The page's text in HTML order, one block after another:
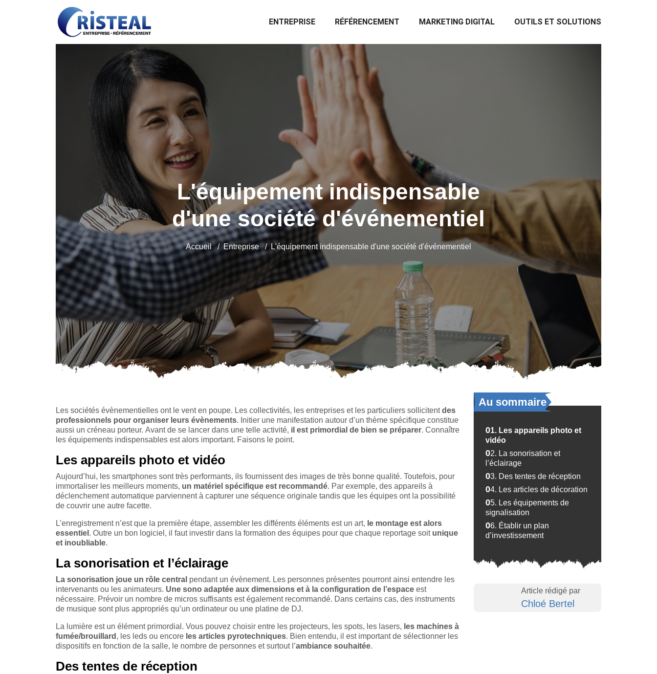
ENTREPRISE RÉFÉRENCEMENT MARKETING DIGITAL OUTILS ET SOLUTIONS
L'équipement indispensable
d'une société d'événementiel
Accueil Entreprise L'équipement indispensable d'une société d'événementiel
Les sociétés évènementielles ont le vent en poupe. Les collectivités, les entreprises et les particuliers sollicitentdes
professionnels pour organiser leurs évènements. Initier une manifestation autour d’un thème spécifique constitue
aussi un créneau porteur. Avant de se lancer dans une telle activité, il est primordial de bien se préparer. Connaître
les équipements indispensables est alors important. Faisons le point.
Les appareils photo et vidéo
Aujourd’hui, les smartphones sont très performants, ils fournissent des images de très bonne qualité. Toutefois, pour
immortaliser les meilleurs moments, un matériel spécifique est recommandé. Par exemple, des appareils à
déclenchement automatique parviennent à capturer une séquence originale tandis que les équipes ont la possibilité
de couvrir une autre facette.
L’enregistrement n’est que la première étape, assembler les différents éléments est un art, le montage est alors
essentiel . Outre un bon logiciel, il faut investir dans la formation des équipes pour que chaque reportage soit unique
et inoubliable.
La sonorisation et l’éclairage
La sonorisation joue un rôle central pendant un évènement. Les personnes présentes pourront ainsi entendre les
intervenants ou les animateurs. Une sono adaptée aux dimensions et à la configuration de l’espace est
nécessaire. Prévoir un nombre de micros suffisants est également recommandé. Dans certains cas, des instruments
de musique sont plus appropriés qu’un ordinateur ou une platine de DJ.
La lumière est un élément primordial. Vous pouvez choisir entre les projecteurs, les spots, les lasers, les machines à
fumée/brouillard , les leds ou encore les articles pyrotechniques. Bien entendu, il est important de sélectionner les
dispositifs en fonction de la salle, le nombre de personnes et surtout l’ambiance souhaitée.
Des tentes de réception
Au sommaire
01. Les appareils photo et
vidéo
02. La sonorisation et
l’éclairage
03. Des tentes de réception
04. Les articles de décoration
05. Les équipements de
signalisation
06. Établir un plan
d’investissement
Article rédigé par
Chloé Bertel